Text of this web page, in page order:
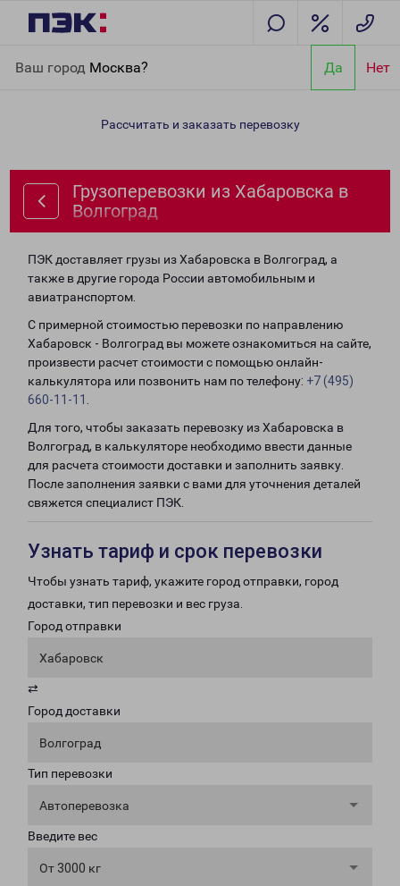
Ваш город Москва? Да Нет
Волгоград
Рассчитать и заказать перевозку
Грузоперевозки из Хабаровска в
Волгоград
ПЭК доставляет грузы из Хабаровска в Волгоград, а
также в другие города России автомобильным и
авиатранспортом.
С примерной стоимостью перевозки по направлению
Хабаровск - Волгоград вы можете ознакомиться на сайте,
произвести расчет стоимости с помощью онлайн-
калькулятора или позвонить нам по телефону: +7 (495)
660-11-11
Для того, чтобы заказать перевозку из Хабаровска в
Волгоград, в калькуляторе необходимо ввести данные
для расчета стоимости доставки и заполнить заявку.
После заполнения заявки с вами для уточнения деталей
свяжется специалист ПЭК.
Узнать тариф и срок перевозки
Чтобы узнать тариф, укажите город отправки, город
доставки, тип перевозки и вес груза.
Город отправки
Хабаровск
⇄
Город доставки
Волгоград
Тип перевозки
Автоперевозка
Введите вес
От 3000 кг